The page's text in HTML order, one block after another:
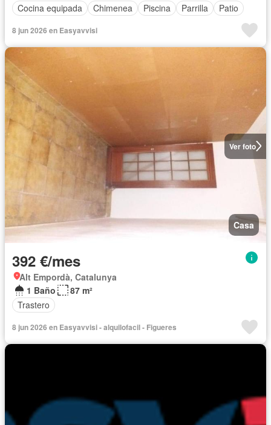
Cocina equipada
Chimenea Piscina Parrilla Patio
8 jun 2026 en Easyavvisi
Ver foto
Casa
392 €/mes
Alt Empordà, Catalunya
1 Baño
87 m²
Trastero
8 jun 2026 en Easyavvisi - alquilofacil - Figueres